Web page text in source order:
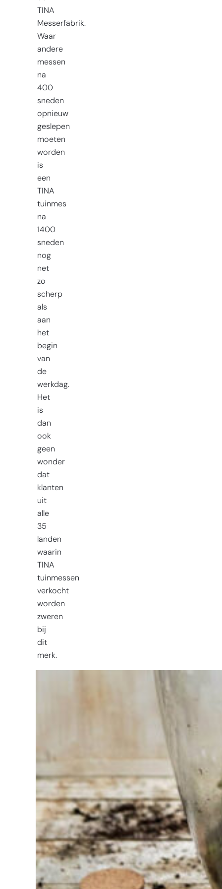
TINA
Messerfabrik.
Waar
andere
messen
na
400
sneden
opnieuw
geslepen
moeten
worden
is
een
TINA
tuinmes
na
1400
sneden
nog
net
zo
scherp
als
aan
het
begin
van
de
werkdag.
Het
is
dan
ook
geen
wonder
dat
klanten
uit
alle
35
landen
waarin
TINA
tuinmessen
verkocht
worden
zweren
bij
dit
merk.
Bij Sneeboer
staan we altijd
klaar om een
Schroom je
niet om even
te bellen of een